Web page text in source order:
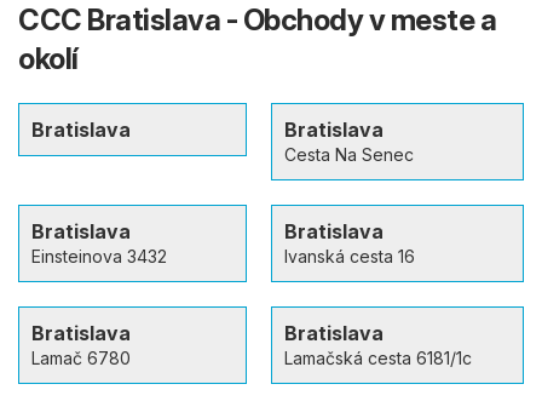
CCC Bratislava - Obchody v meste a
okolí
Bratislava Bratislava
Cesta Na Senec
Bratislava
Einsteinova 3432
Bratislava
Ivanská cesta 16
Bratislava
Lamač 6780
Bratislava
Lamačská cesta 6181/1c